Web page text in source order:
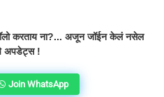
करताय ना?... अजून जॉईन केलं नसेल
अपडेट्स !
Join WhatsApp